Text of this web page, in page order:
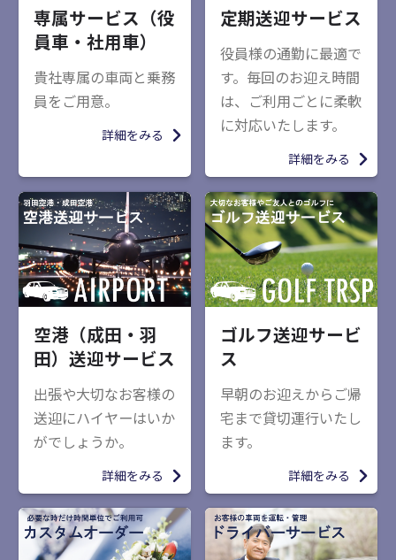
専属サービス（役
員車・社用車）
貴社専属の車両と乗務
員をご用意。
詳細をみる
定期送迎サービス
役員様の通勤に最適で
す。毎回のお迎え時間
は、ご利用ごとに柔軟
に対応いたします。
詳細をみる
空港（成田・羽
田）送迎サービス
出張や大切なお客様の
送迎にハイヤーはいか
がでしょうか。
詳細をみる
ゴルフ送迎サービ
ス
早朝のお迎えからご帰
宅まで貸切運行いたし
ます。
詳細をみる